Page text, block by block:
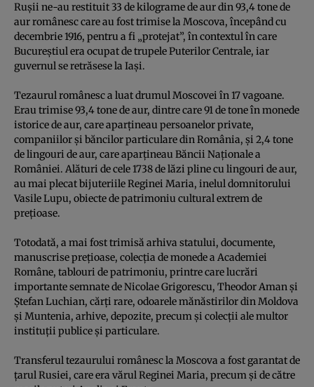
Ruşii ne-au restituit 33 de kilograme de aur din 93,4 tone de
aur românesc care au fost trimise la Moscova, începând cu
decembrie 1916, pentru a fi „protejat”, în contextul în care
Bucureştiul era ocupat de trupele Puterilor Centrale, iar
guvernul se retrăsese la Iaşi.
Tezaurul românesc a luat drumul Moscovei în 17 vagoane.
Erau trimise 93,4 tone de aur, dintre care 91 de tone în monede
istorice de aur, care aparţineau persoanelor private,
companiilor şi băncilor particulare din România, şi 2,4 tone
de lingouri de aur, care aparţineau Băncii Naţionale a
României. Alături de cele 1738 de lăzi pline cu lingouri de aur,
au mai plecat bijuteriile Reginei Maria, inelul domnitorului
Vasile Lupu, obiecte de patrimoniu cultural extrem de
preţioase.
Totodată, a mai fost trimisă arhiva statului, documente,
manuscrise preţioase, colecţia de monede a Academiei
Române, tablouri de patrimoniu, printre care lucrări
importante semnate de Nicolae Grigorescu, Theodor Aman şi
Ştefan Luchian, cărţi rare, odoarele mănăstirilor din Moldova
şi Muntenia, arhive, depozite, precum şi colecţii ale multor
instituţii publice şi particulare.
Transferul tezaurului românesc la Moscova a fost garantat de
ţarul Rusiei, care era vărul Reginei Maria, precum şi de către